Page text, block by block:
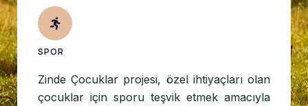
SPOR
Zinde Çocuklar projesi, özel ihtiyaçları olan
çocuklar için sporu teşvik etmek amacıyla